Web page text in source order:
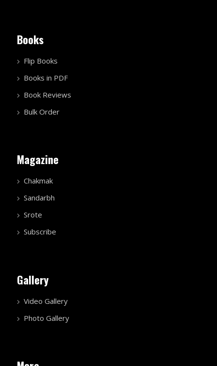
Books
Flip Books
Books in PDF
Book Reviews
Bulk Order
Magazine
Chakmak
Sandarbh
Srote
Subscribe
Gallery
Video Gallery
Photo Gallery